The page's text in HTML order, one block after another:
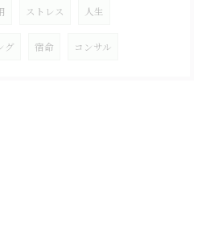
ストレス 人生
グ 宿命 コンサル